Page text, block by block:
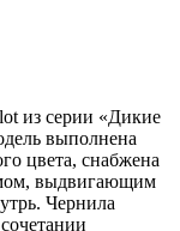
из серии «Дикие
выполнена
цвета, снабжена
выдвигающим
Чернила